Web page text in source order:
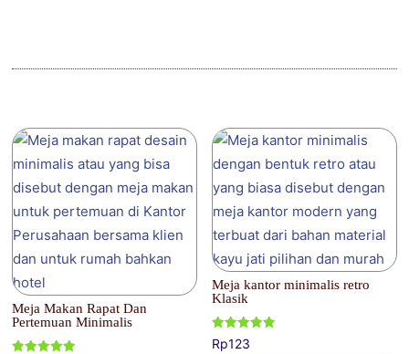
Meja Makan Rapat Dan
Pertemuan Minimalis
Meja kantor minimalis retro
Klasik
Dinilai
5.00
Rp123